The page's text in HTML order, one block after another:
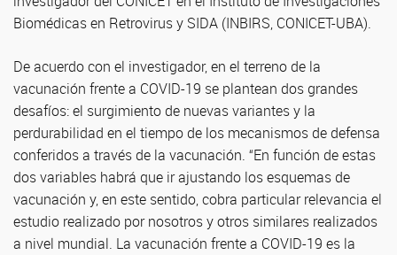
Biomédicas en Retrovirus y SIDA (INBIRS, CONICET-UBA).
De acuerdo con el investigador, en el terreno de la
vacunación frente a COVID-19 se plantean dos grandes
desafíos: el surgimiento de nuevas variantes y la
perdurabilidad en el tiempo de los mecanismos de defensa
conferidos a través de la vacunación. “En función de estas
dos variables habrá que ir ajustando los esquemas de
vacunación y, en este sentido, cobra particular relevancia el
estudio realizado por nosotros y otros similares realizados
a nivel mundial. La vacunación frente a COVID-19 es la